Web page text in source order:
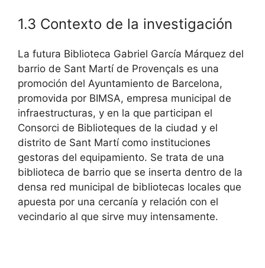
1.3 Contexto de la investigación
La futura Biblioteca Gabriel García Márquez del
barrio de Sant Martí de Provençals es una
promoción del Ayuntamiento de Barcelona,
promovida por BIMSA, empresa municipal de
infraestructuras, y en la que participan el
Consorci de Biblioteques de la ciudad y el
distrito de Sant Martí como instituciones
gestoras del equipamiento. Se trata de una
biblioteca de barrio que se inserta dentro de la
densa red municipal de bibliotecas locales que
apuesta por una cercanía y relación con el
vecindario al que sirve muy intensamente.